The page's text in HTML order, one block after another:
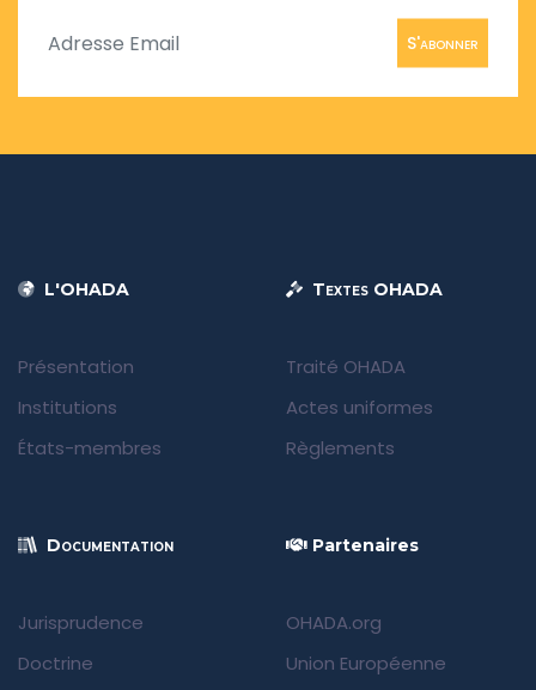
S'abonner
L'OHADA
Présentation
Institutions
États-membres
Textes OHADA
Traité OHADA
Actes uniformes
Règlements
Documentation
Jurisprudence
Doctrine
Partenaires
OHADA.org
Union Européenne